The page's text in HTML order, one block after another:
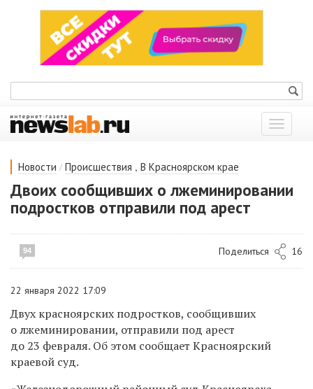
Показать
меню
Новости / Происшествия , В Красноярском крае
Двоих сообщивших о лжеминировании
подростков отправили под арест
94 Поделиться 16
22 января 2022 17:09
Двух красноярских подростков, сообщивших
о лжеминировании, отправили под арест
до 23 февраля. Об этом сообщает Красноярский
краевой суд.